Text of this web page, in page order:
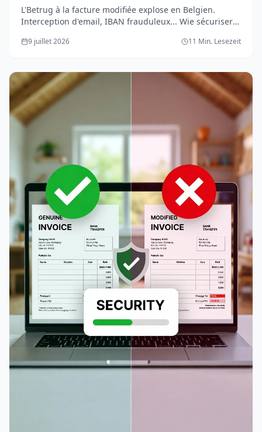
L'Betrug à la facture modifiée explose en Belgien.
Interception d'email, IBAN frauduleux... Wie sécuriser
9 juillet 2026 11 Min. Lesezeit